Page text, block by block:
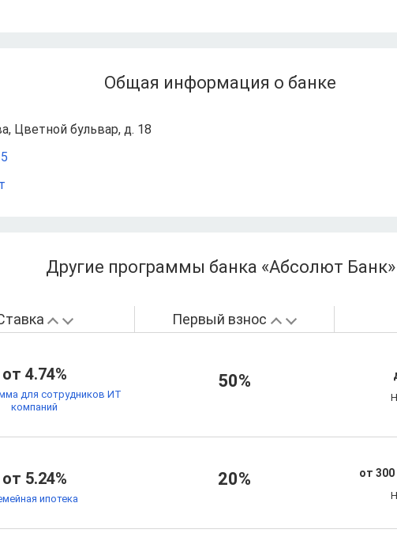
Общая информация о банке
Цветной бульвар, д. 18
Другие программы банка «Абсолют Банк»
Первый взнос
от 4.74%
для сотрудников ИТ
компаний
50%
от 5.24%
ипотека
20% от 300